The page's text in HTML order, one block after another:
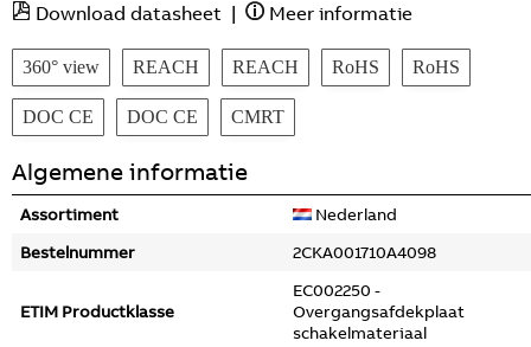
Download datasheet | Meer informatie
360° view REACH REACH RoHS RoHS
DOC CE DOC CE CMRT
Algemene informatie
Assortiment
Nederland
Bestelnummer
2CKA001710A4098
ETIM Productklasse
EC002250 -
Overgangsafdekplaat
schakelmateriaal